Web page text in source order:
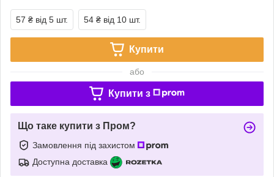
57 ₴ від 5 шт. 54 ₴ від 10 шт.
Купити
або
Купити з
Що таке купити з Пром?
Замовлення під захистом
Доступна доставка